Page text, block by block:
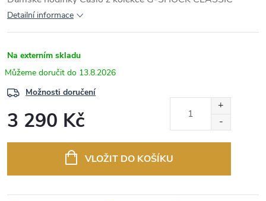
Detailní informace
Na externím skladu
13.8.2026
Možnosti doručení
3 290 Kč
VLOŽIT DO KOŠÍKU